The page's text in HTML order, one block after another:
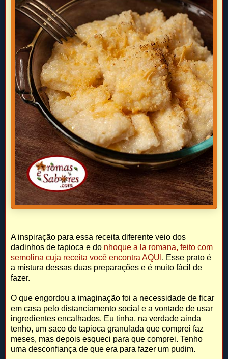
A inspiração para essa receita diferente veio dos
dadinhos de tapioca e do nhoque a la romana, feito com
semolina cuja receita você encontra AQUI . Esse prato é
a mistura dessas duas preparações e é muito fácil de
fazer.
O que engordou a imaginação foi a necessidade de ficar
em casa pelo distanciamento social e a vontade de usar
ingredientes encalhados. Eu tinha, na verdade ainda
tenho, um saco de tapioca granulada que comprei faz
meses, mas depois esqueci para que comprei. Tenho
uma desconfiança de que era para fazer um pudim.